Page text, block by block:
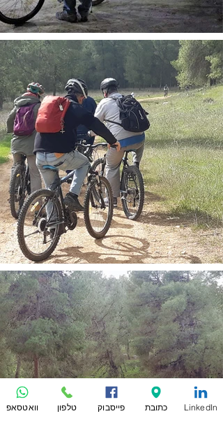
וואטסאפ טלפון פייסבוק כתובת LinkedIn